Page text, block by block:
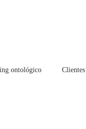
ontológico Clientes